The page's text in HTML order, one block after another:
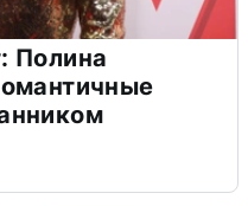
Полина